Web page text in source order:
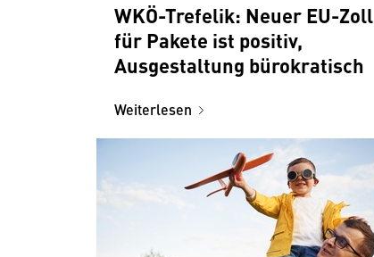
WKÖ-Trefelik: Neuer EU-Zoll
für Pakete ist positiv,
Ausgestaltung bürokratisch
Weiterlesen